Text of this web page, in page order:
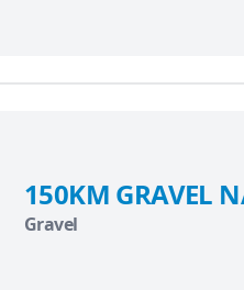
150KM GRAVEL
Gravel